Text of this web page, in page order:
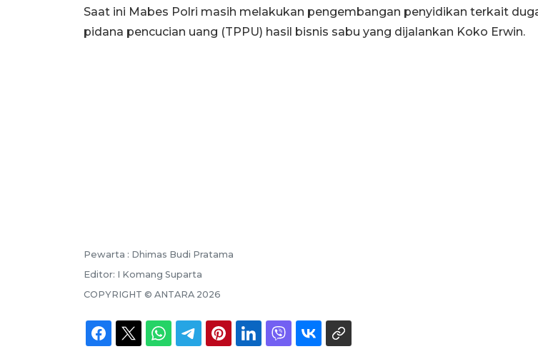
Saat ini Mabes Polri masih melakukan pengembangan penyidikan terkait
pidana pencucian uang (TPPU) hasil bisnis sabu yang dijalankan Koko Erwin.
Pewarta : Dhimas Budi Pratama
Editor: I Komang Suparta
COPYRIGHT © ANTARA 2026